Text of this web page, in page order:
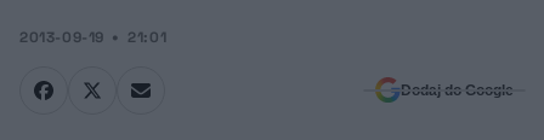
2013-09-19 21:01
Dodaj do Google